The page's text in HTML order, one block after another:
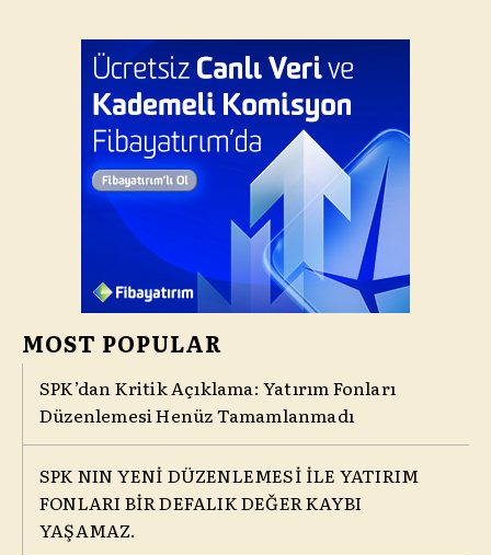
MOST POPULAR
SPK’dan Kritik Açıklama: Yatırım Fonları
Düzenlemesi Henüz Tamamlanmadı
SPK NIN YENİ DÜZENLEMESİ İLE YATIRIM
FONLARI BİR DEFALIK DEĞER KAYBI
YAŞAMAZ.